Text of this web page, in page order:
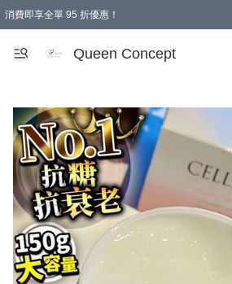
消費即享全單 95 折優惠！
Queen Concept